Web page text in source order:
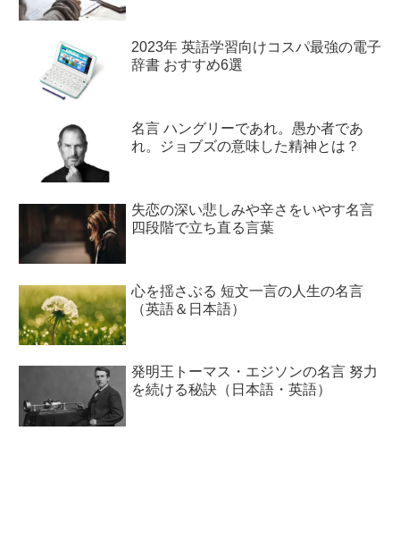
2023年 英語学習向けコスパ最強の電子
辞書 おすすめ6選
名言 ハングリーであれ。愚か者であ
れ。ジョブズの意味した精神とは？
失恋の深い悲しみや辛さをいやす名言
四段階で立ち直る言葉
心を揺さぶる 短文一言の人生の名言
（英語＆日本語）
発明王トーマス・エジソンの名言 努力
を続ける秘訣（日本語・英語）